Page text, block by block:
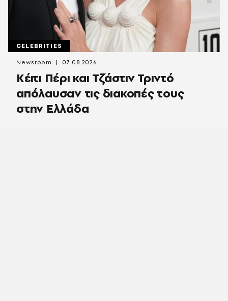
CELEBRITIES
Κέιτι Πέρι και Τζάστιν Τριντό
απόλαυσαν τις διακοπές τους
στην Ελλάδα
Newsroom 07.08.2026